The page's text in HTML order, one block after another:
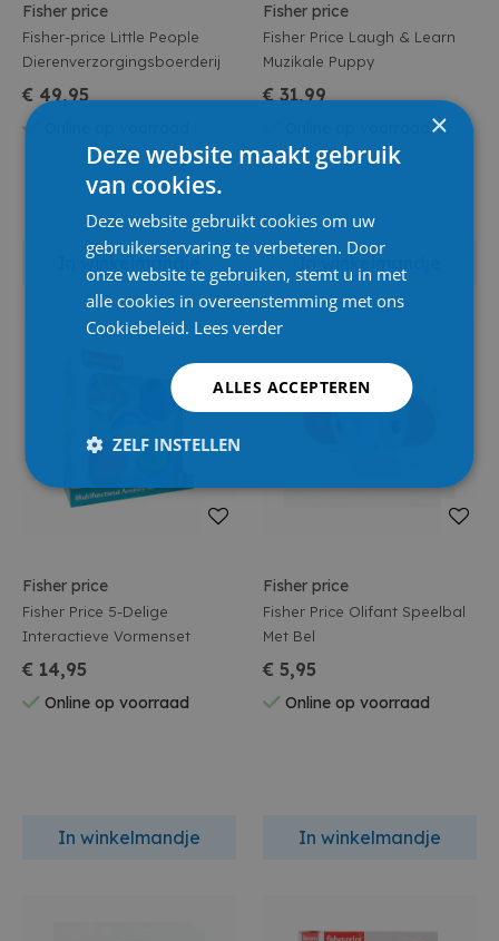
Fisher price
Fisher-price Little People
Dierenverzorgingsboerderij
€ 49,95
In winkelmandje
Fisher price
Fisher Price Laugh & Learn
Muzikale Puppy
€ 31,99
In winkelmandje
Fisher price
Fisher Price 5-Delige
Interactieve Vormenset
€ 14,95
Online op voorraad
In winkelmandje
Fisher price
Fisher Price Olifant Speelbal
Met Bel
€ 5,95
Online op voorraad
In winkelmandje
×
Deze website maakt gebruik
van cookies.
Deze website gebruikt cookies om uw
gebruikerservaring te verbeteren. Door
onze website te gebruiken, stemt u in met
alle cookies in overeenstemming met ons
Cookiebeleid. Lees verder
ALLES ACCEPTEREN
ZELF INSTELLEN